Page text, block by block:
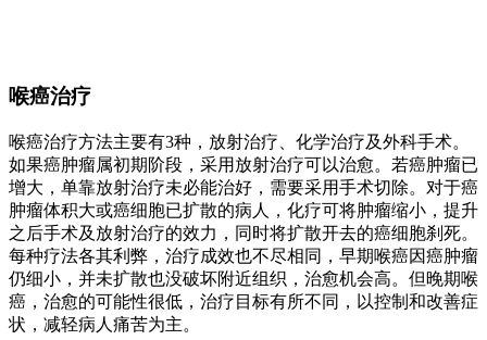
喉癌治疗
喉癌治疗方法主要有3种，放射治疗、化学治疗及外科手术。
如果癌肿瘤属初期阶段，采用放射治疗可以治愈。若癌肿瘤已
增大，单靠放射治疗未必能治好，需要采用手术切除。对于癌
肿瘤体积大或癌细胞已扩散的病人，化疗可将肿瘤缩小，提升
之后手术及放射治疗的效力，同时将扩散开去的癌细胞刹死。
每种疗法各其利弊，治疗成效也不尽相同，早期喉癌因癌肿瘤
仍细小，并未扩散也没破坏附近组织，治愈机会高。但晚期喉
癌，治愈的可能性很低，治疗目标有所不同，以控制和改善症
状，减轻病人痛苦为主。